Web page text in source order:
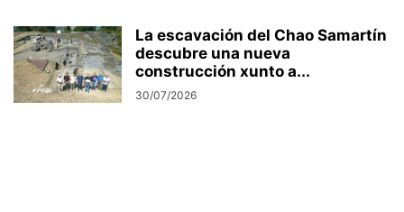
La escavación del Chao Samartín
descubre una nueva
construcción xunto a...
30/07/2026